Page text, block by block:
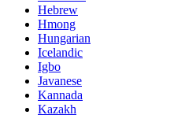
Hebrew
Hmong
Hungarian
Icelandic
Igbo
Javanese
Kannada
Kazakh